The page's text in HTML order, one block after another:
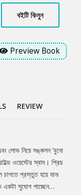
বইটি কিনুন
Preview Book
REVIEW
লোভ নিয়ে সঙ্কলন ’বুনো
ওয়েস্টের স্বাদ। প্রিয়
চাপতে প্রস্তুত হয়ে যান৷
একটা সুযোগ পাচ্ছেন…